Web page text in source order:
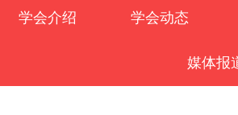
学会介绍 学会动态
媒体报